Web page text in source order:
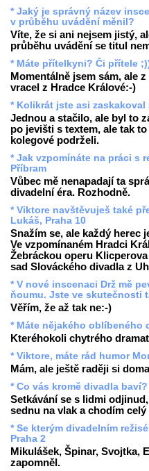
* Jaký je správný název
v průběhu uvádění měnil?
Víte, že si ani nejsem jistý,
průběhu uvádění se titul
* Máte přítelkyni? Či přítele
Momentálně jsem sám, ale
vracel z Hradce Králové:-)
* Kolikrát jste asi
Jednou a stačilo, ale byl to
po jevišti s textem, ale tak
kolegové podrželi.
* Jak vzpomínáte na práci s
Příbram
Vůbec mě nenapadají ta
divadelní éra. Rozhodně.
* Viktore navštěvuješ také
Lukáš, Praha 10
Snažím se, ale každý herec
Ve vzpomínaném Hradci
Žebráckou operu
sad Slováckého divadla z
* V nové inscenaci Drž mě
ňoumu. Jste ve skutečnosti
Věřím, že až tak ne:-)
* Máte nějakého oblíbeného
Kteréhokoli chytrého
* Viktore, máte rád humor
Mám, ale ještě raději si
* Co vás kromě divadla baví?
Setkávání se s lidmi
sednu na vlak a chodím celý
* Se kterým divadelním
Praha 2
Mikulášek, Špinar, Svojtka,
zapomněl.